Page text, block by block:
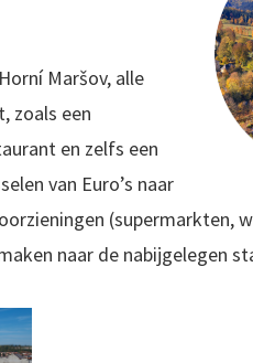
Maršov, alle
zoals een
en zelfs een
van Euro’s naar
(supermarkten,
naar de nabijgelegen